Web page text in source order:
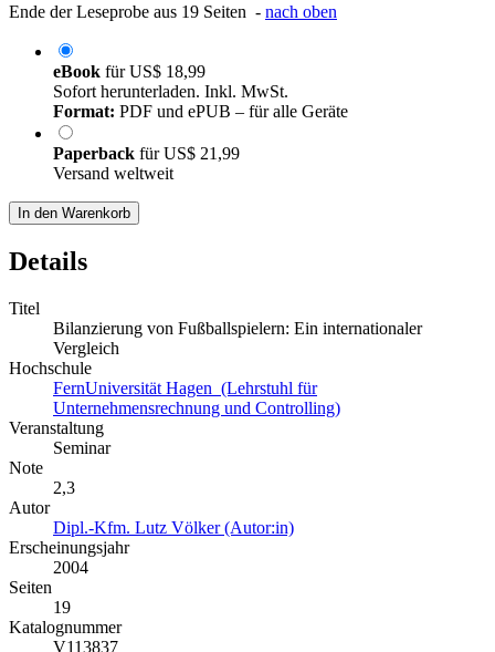
Ende der Leseprobe aus 19 Seiten - nach oben
eBook fürUS$ 18,99
Sofort herunterladen. Inkl. MwSt.
Format: PDF und ePUB – für alle Geräte
Paperback fürUS$ 21,99
Versand weltweit
In den Warenkorb
Details
Titel
Bilanzierung von Fußballspielern: Ein internationaler
Vergleich
Hochschule
FernUniversität Hagen (Lehrstuhl für
Unternehmensrechnung und Controlling)
Veranstaltung
Seminar
Note
2,3
Autor
Dipl.-Kfm. Lutz Völker (Autor:in)
Erscheinungsjahr
2004
Seiten
19
Katalognummer
V113837